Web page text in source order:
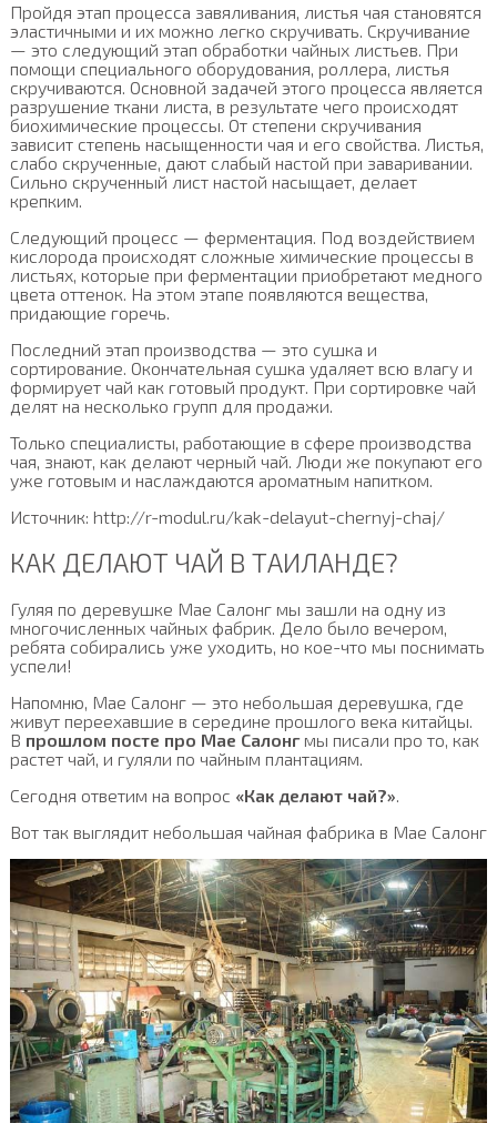
Пройдя этап процесса завяливания, листья чая становятся
эластичными и их можно легко скручивать. Скручивание
— это следующий этап обработки чайных листьев. При
помощи специального оборудования, роллера, листья
скручиваются. Основной задачей этого процесса является
разрушение ткани листа, в результате чего происходят
биохимические процессы. От степени скручивания
зависит степень насыщенности чая и его свойства. Листья,
слабо скрученные, дают слабый настой при заваривании.
Сильно скрученный лист настой насыщает, делает
крепким.
Следующий процесс — ферментация. Под воздействием
кислорода происходят сложные химические процессы в
листьях, которые при ферментации приобретают медного
цвета оттенок. На этом этапе появляются вещества,
придающие горечь.
Последний этап производства — это сушка и
сортирование. Окончательная сушка удаляет всю влагу и
формирует чай как готовый продукт. При сортировке чай
делят на несколько групп для продажи.
Только специалисты, работающие в сфере производства
чая, знают, как делают черный чай. Люди же покупают его
уже готовым и наслаждаются ароматным напитком.
Источник: http://r-modul.ru/kak-delayut-chernyj-chaj/
КАК ДЕЛАЮТ ЧАЙ В ТАИЛАНДЕ?
Гуляя по деревушке Мае Салонг мы зашли на одну из
многочисленных чайных фабрик. Дело было вечером,
ребята собирались уже уходить, но кое-что мы поснимать
успели!
Напомню, Мае Салонг — это небольшая деревушка, где
живут переехавшие в середине прошлого века китайцы.
В прошлом посте про Мае Салонгмы писали про то, как
растет чай, и гуляли по чайным плантациям.
Сегодня ответим на вопрос «Как делают чай?».
Вот так выглядит небольшая чайная фабрика в Мае Салонг